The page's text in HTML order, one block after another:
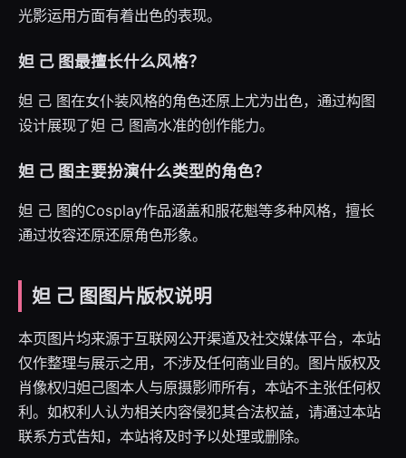
光影运用方面有着出色的表现。
妲 己 图最擅长什么风格？
妲 己 图在女仆装风格的角色还原上尤为出色，通过构图
设计展现了妲 己 图高水准的创作能力。
妲 己 图主要扮演什么类型的角色？
妲 己 图的Cosplay作品涵盖和服花魁等多种风格，擅长
通过妆容还原还原角色形象。
妲 己 图图片版权说明
本页图片均来源于互联网公开渠道及社交媒体平台，本站
仅作整理与展示之用，不涉及任何商业目的。图片版权及
肖像权归妲己图本人与原摄影师所有，本站不主张任何权
利。如权利人认为相关内容侵犯其合法权益，请通过本站
联系方式告知，本站将及时予以处理或删除。